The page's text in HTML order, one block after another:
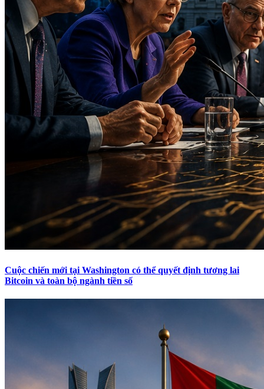
Cuộc chiến mới tại Washington có thể quyết định tương lai
Bitcoin và toàn bộ ngành tiền số